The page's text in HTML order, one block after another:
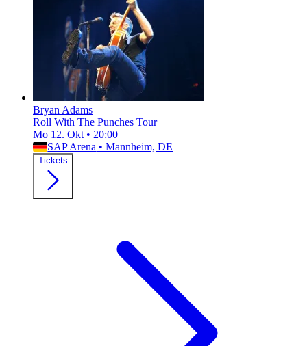
Bryan Adams
Roll With The Punches Tour
Mo 12. Okt • 20:00
SAP Arena • Mannheim, DE
Tickets